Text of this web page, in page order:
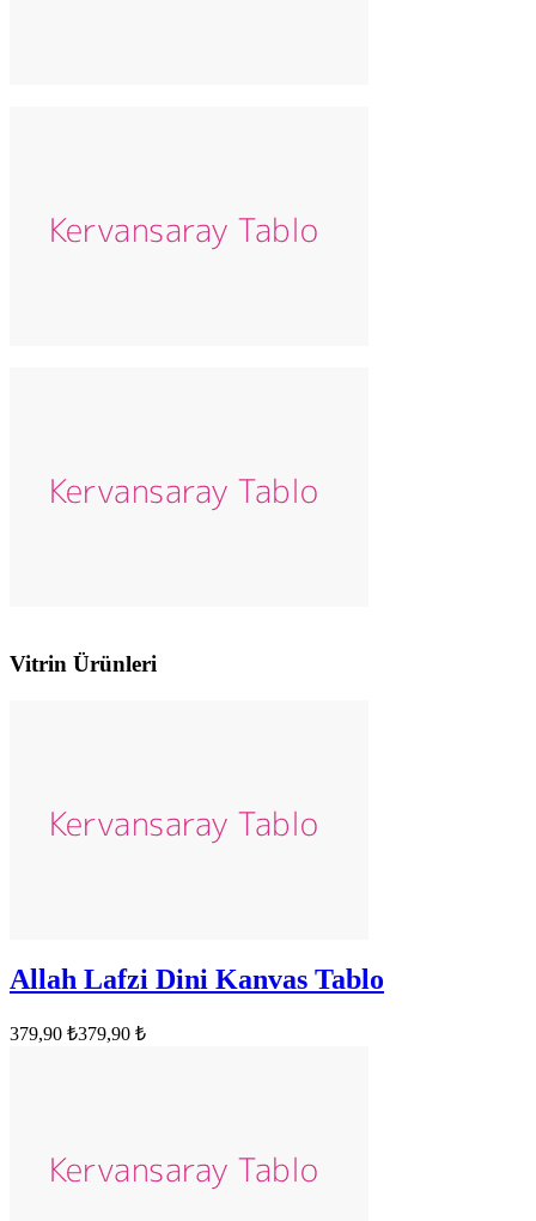
Vitrin Ürünleri
Allah Lafzi Dini Kanvas Tablo
379,90 ₺379,90 ₺